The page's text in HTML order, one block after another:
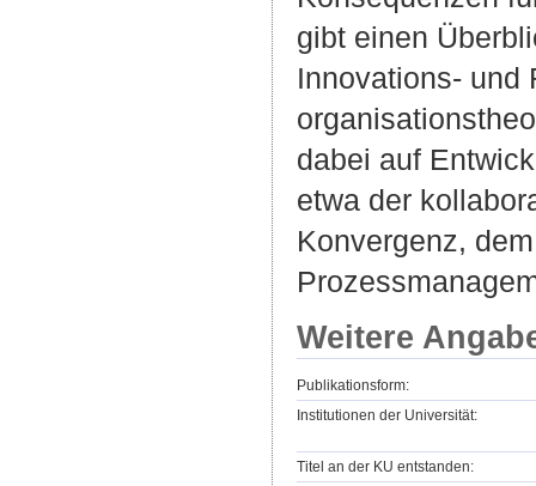
gibt einen
Innovations- und
dabei auf
etwa der
Konvergenz,
Weitere
Publikationsform:
Institutionen der Universität:
Titel an der KU entstanden: